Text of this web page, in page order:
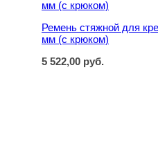
Ремень стяжной для
мм (с крюком)
5 522,00 руб.